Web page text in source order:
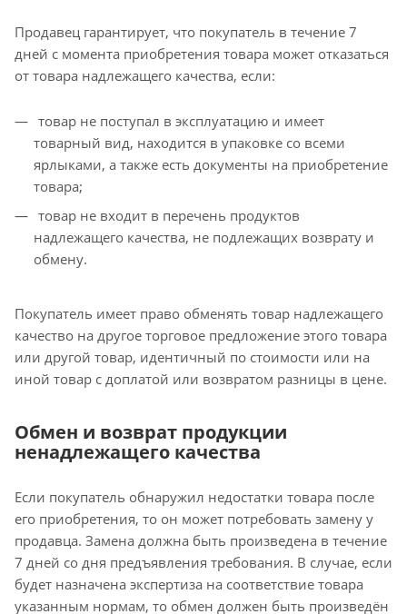
Продавец гарантирует, что покупатель в течение 7
дней с момента приобретения товара может отказаться
от товара надлежащего качества, если:
товар не поступал в эксплуатацию и имеет
товарный вид, находится в упаковке со всеми
ярлыками, а также есть документы на приобретение
товара;
товар не входит в перечень продуктов
надлежащего качества, не подлежащих возврату и
обмену.
Покупатель имеет право обменять товар надлежащего
качество на другое торговое предложение этого товара
или другой товар, идентичный по стоимости или на
иной товар с доплатой или возвратом разницы в цене.
Обмен и возврат продукции
ненадлежащего качества
Если покупатель обнаружил недостатки товара после
его приобретения, то он может потребовать замену у
продавца. Замена должна быть произведена в течение
7 дней со дня предъявления требования. В случае, если
будет назначена экспертиза на соответствие товара
указанным нормам, то обмен должен быть произведён